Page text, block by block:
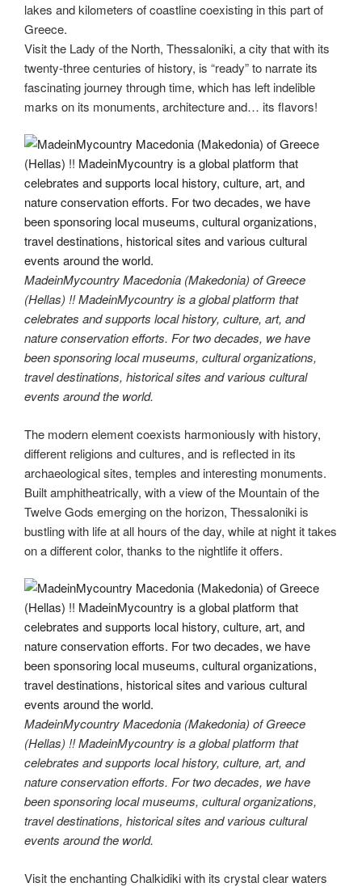
lakes and kilometers of coastline coexisting in this part of
Greece.
Visit the Lady of the North, Thessaloniki, a city that with its
twenty-three centuries of history, is “ready” to narrate its
fascinating journey through time, which has left indelible
marks on its monuments, architecture and… its flavors!
MadeinMycountry Macedonia (Makedonia) of Greece
(Hellas) !! MadeinMycountry is a global platform that
celebrates and supports local history, culture, art, and
nature conservation efforts. For two decades, we have
been sponsoring local museums, cultural organizations,
travel destinations, historical sites and various cultural
events around the world.
The modern element coexists harmoniously with history,
different religions and cultures, and is reflected in its
archaeological sites, temples and interesting monuments.
Built amphitheatrically, with a view of the Mountain of the
Twelve Gods emerging on the horizon, Thessaloniki is
bustling with life at all hours of the day, while at night it takes
on a different color, thanks to the nightlife it offers.
MadeinMycountry Macedonia (Makedonia) of Greece
(Hellas) !! MadeinMycountry is a global platform that
celebrates and supports local history, culture, art, and
nature conservation efforts. For two decades, we have
been sponsoring local museums, cultural organizations,
travel destinations, historical sites and various cultural
events around the world.
Visit the enchanting Chalkidiki with its crystal clear waters